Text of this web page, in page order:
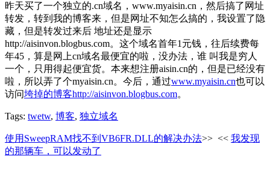
昨天买了一个独立的.cn域名，www.myaisin.cn，然后搞了网址
转发，转到我的博客来，但是网址不知怎么搞的，我设置了隐
藏，但是转发过来后 地址还是显示
http://aisinvon.blogbus.com。这个域名首年1元钱，往后续费每
年45，算是网上cn域名最便宜的啦，没办法，谁 叫我是穷人
一个，只用得起便宜货。本来想注册aisin.cn的，但是已经没有
啦，所以弄了个myaisin.cn。今后，通过www.myaisin.cn也可以
访问 垮掉的博客http://aisinvon.blogbus.com。
Tags: twetw, 博客, 独立域名
使用SweepRAM找不到VB6FR.DLL的解决办法>> << 我发现
的那辆车，可以发动了